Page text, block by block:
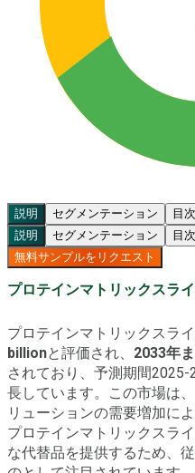
説明 セグメンテーション 目次
説明
セグメンテーション 目次
無料サンプルをリクエスト
プロテインマトリックスラ
プロテインマトリックスラ
billionと評価され、 2033年
されており、予測期間2025-
長しています。この市場は
リューションの需要増加に
プロテインマトリックスラ
な代替品を提供するため、